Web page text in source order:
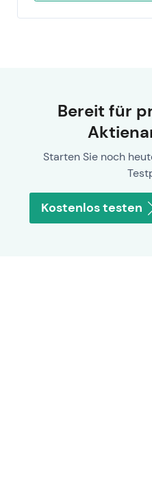
Bereit für
Starten Sie noch
Kostenlos testen